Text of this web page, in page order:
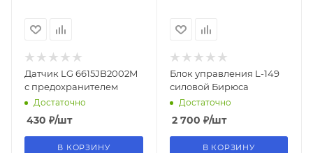
Датчик LG 6615JB2002M
с предохранителем
Достаточно
430 ₽/шт
В КОРЗИНУ
Блок управления L-149
силовой Бирюса
Достаточно
2 700 ₽/шт
В КОРЗИНУ